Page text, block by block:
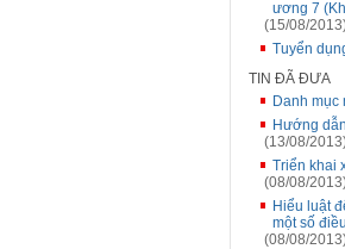
ương 7
(15/08/
Tuyển
TIN ĐÃ ĐƯA
Danh
Hướng
(13/08/
Triển khai
(08/08/
Hiểu luật
một số
(08/08/